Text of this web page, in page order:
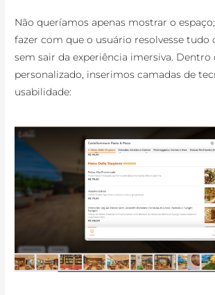
Não queríamos apenas mostrar o
fazer com que o usuário resolvesse tudo
sem sair da experiência imersiva. Dentro
personalizado, inserimos camadas de
usabilidade: